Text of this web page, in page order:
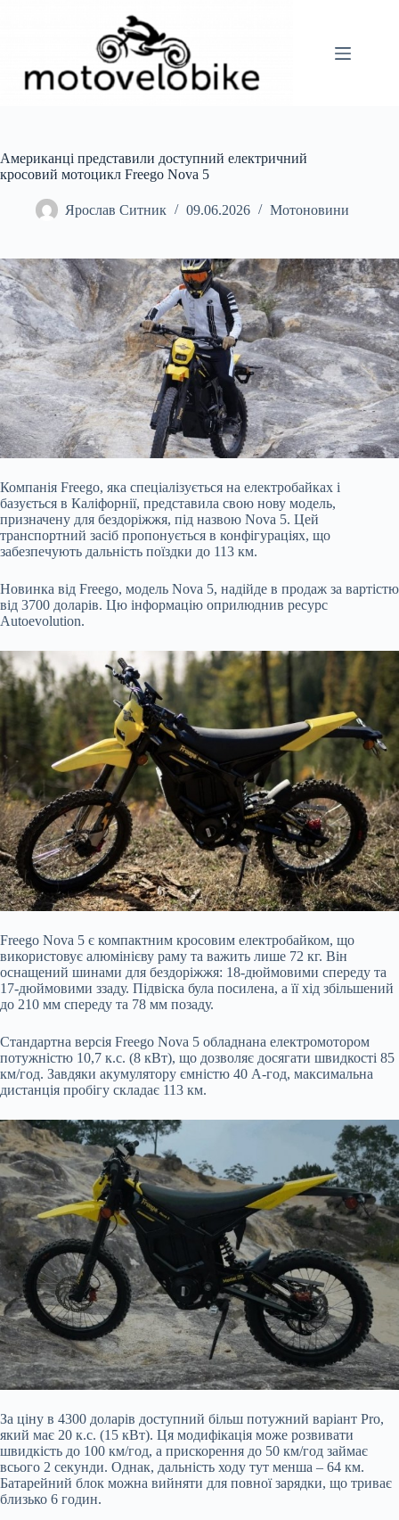
Американці представили доступний електричний
кросовий мотоцикл Freego Nova 5
Ярослав Ситник 09.06.2026 Мотоновини
Компанія Freego, яка спеціалізується на електробайках і
базується в Каліфорнії, представила свою нову модель,
призначену для бездоріжжя, під назвою Nova 5. Цей
транспортний засіб пропонується в конфігураціях, що
забезпечують дальність поїздки до 113 км.
Новинка від Freego, модель Nova 5, надійде в продаж за вартістю
від 3700 доларів. Цю інформацію оприлюднив ресурс
Autoevolution.
Freego Nova 5 є компактним кросовим електробайком, що
використовує алюмінієву раму та важить лише 72 кг. Він
оснащений шинами для бездоріжжя: 18-дюймовими спереду та
17-дюймовими ззаду. Підвіска була посилена, а її хід збільшений
до 210 мм спереду та 78 мм позаду.
Стандартна версія Freego Nova 5 обладнана електромотором
потужністю 10,7 к.с. (8 кВт), що дозволяє досягати швидкості 85
км/год. Завдяки акумулятору ємністю 40 А-год, максимальна
дистанція пробігу складає 113 км.
За ціну в 4300 доларів доступний більш потужний варіант Pro,
який має 20 к.с. (15 кВт). Ця модифікація може розвивати
швидкість до 100 км/год, а прискорення до 50 км/год займає
всього 2 секунди. Однак, дальність ходу тут менша – 64 км.
Батарейний блок можна вийняти для повної зарядки, що триває
близько 6 годин.